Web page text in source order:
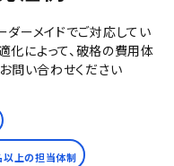
ーメイドでご対応してい
化によって、破格の費用体
問い合わせください
以上の担当体制